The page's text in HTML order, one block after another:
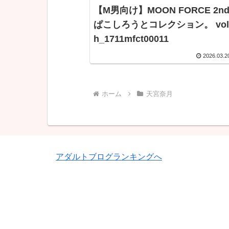
【M男向け】MOON FORCE
ぱこしろうとコレクション。
h_1711mfct00011
ホーム 天宮奈月
アダルトブログランキングへ